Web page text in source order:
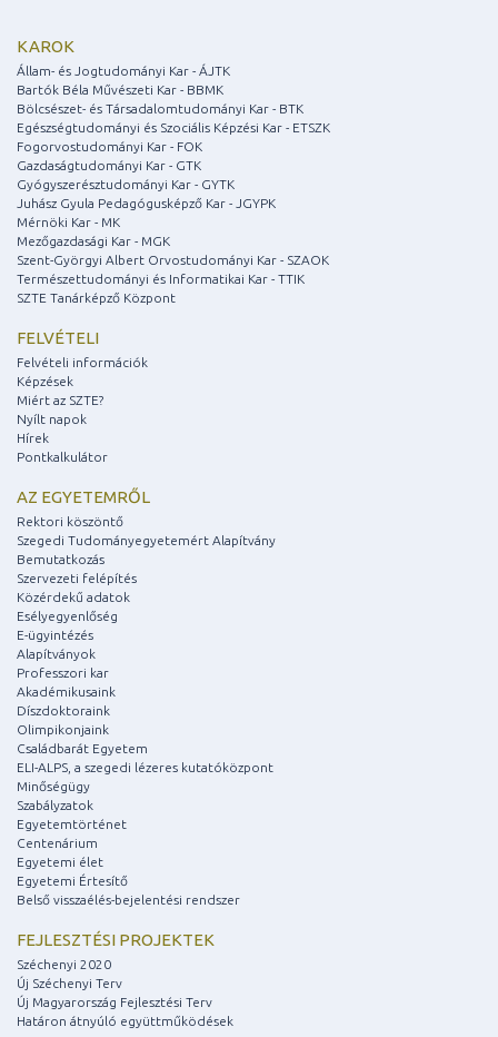
KAROK
Állam- és Jogtudományi Kar - ÁJTK
Bartók Béla Művészeti Kar - BBMK
Bölcsészet- és Társadalomtudományi Kar - BTK
Egészségtudományi és Szociális Képzési Kar - ETSZK
Fogorvostudományi Kar - FOK
Gazdaságtudományi Kar - GTK
Gyógyszerésztudományi Kar - GYTK
Juhász Gyula Pedagógusképző Kar - JGYPK
Mérnöki Kar - MK
Mezőgazdasági Kar - MGK
Szent-Györgyi Albert Orvostudományi Kar - SZAOK
Természettudományi és Informatikai Kar - TTIK
SZTE Tanárképző Központ
FELVÉTELI
Felvételi információk
Képzések
Miért az SZTE?
Nyílt napok
Hírek
Pontkalkulátor
AZ EGYETEMRŐL
Rektori köszöntő
Szegedi Tudományegyetemért Alapítvány
Bemutatkozás
Szervezeti felépítés
Közérdekű adatok
Esélyegyenlőség
E-ügyintézés
Alapítványok
Professzori kar
Akadémikusaink
Díszdoktoraink
Olimpikonjaink
Családbarát Egyetem
ELI-ALPS, a szegedi lézeres kutatóközpont
Minőségügy
Szabályzatok
Egyetemtörténet
Centenárium
Egyetemi élet
Egyetemi Értesítő
Belső visszaélés-bejelentési rendszer
FEJLESZTÉSI PROJEKTEK
Széchenyi 2020
Új Széchenyi Terv
Új Magyarország Fejlesztési Terv
Határon átnyúló együttműködések